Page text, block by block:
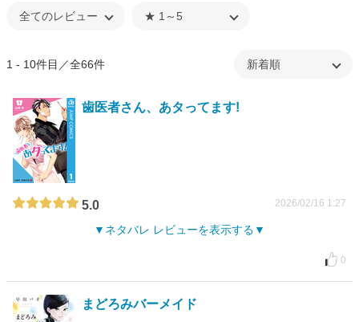
1 - 10件目／全66件
歯医者さん、あタってます!
5.0 2026/02/16 1:27
ネタバレ レビューを表示する
0
まどろみバーメイド